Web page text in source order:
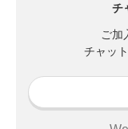
チ
ご加
チャッ